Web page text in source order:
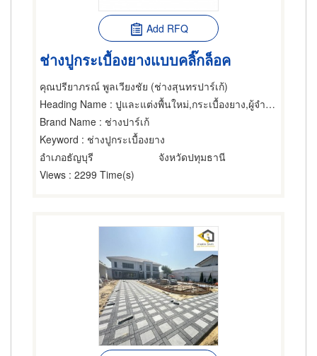
Add RFQ
ช่างปูกระเบื้องยางแบบคลิ๊กล็อค
คุณปรียาภรณ์ พูลเวียงชัย (ช่างสุนทรปาร์เก้)
Heading Name : ปูและแต่งพื้นใหม่,กระเบื้องยาง,ผู้จำหน่ายและรับเหมาปูวัสดุปูพื้น
Brand Name : ช่างปาร์เก้
Keyword : ช่างปูกระเบื้องยาง
อำเภอธัญบุรี
จังหวัดปทุมธานี
Views : 2299 Time(s)